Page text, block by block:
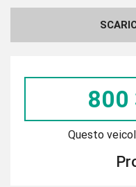
800
Questo